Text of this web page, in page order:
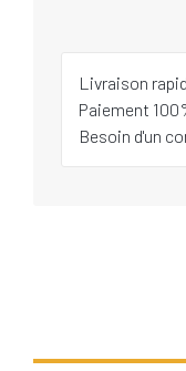
Livraison
Paiement
Besoin d'un